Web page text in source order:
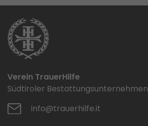
Verein TrauerHilfe
Südtiroler Bestattungsunternehmen
info@trauerhilfe.it